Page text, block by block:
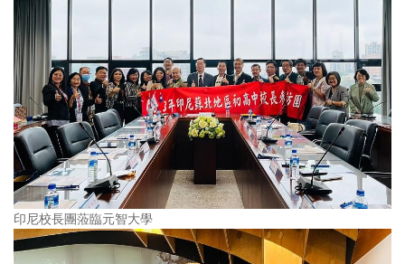
印尼校長團蒞臨元智大學